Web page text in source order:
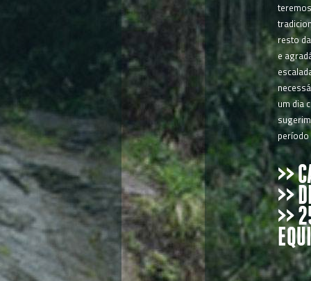
resto
e
um dia
período
>>
>>
>>